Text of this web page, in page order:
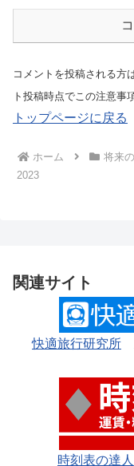
コメントを投稿される方
ト投稿時点でこの注意事
トップページに戻る
ホーム 将来
2023
関連サイト
快適旅行研究所
時刻表の達人